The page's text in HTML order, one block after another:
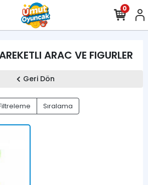
0
ARAC VE FIGURLER
Geri Dön
Sıralama